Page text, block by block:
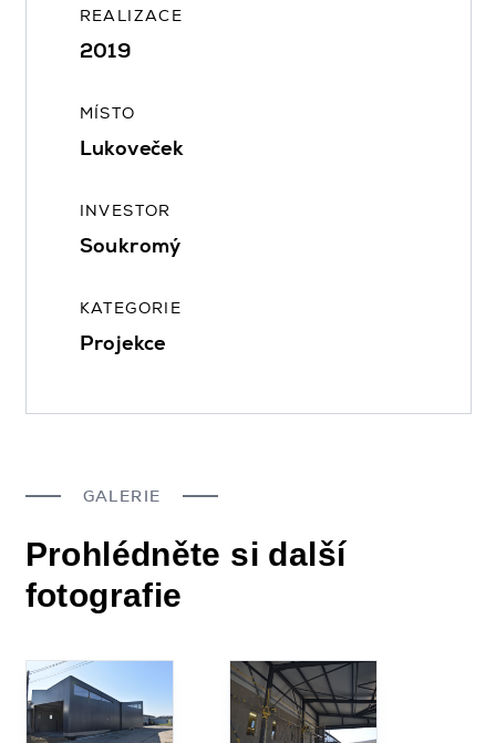
REALIZACE
2019
MÍSTO
Lukoveček
INVESTOR
Soukromý
KATEGORIE
Projekce
GALERIE
Prohlédněte si další
fotografie